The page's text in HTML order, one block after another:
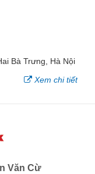
Bà Trưng, Hà Nội
Xem chi tiết
Văn Cừ